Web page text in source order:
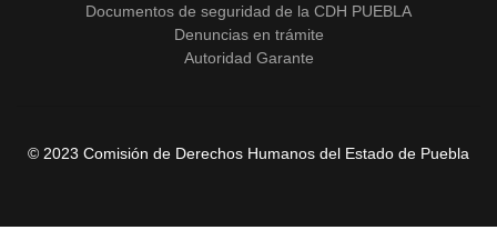
Documentos de seguridad de la CDH PUEBLA
Denuncias en trámite
Autoridad Garante
© 2023 Comisión de Derechos Humanos del Estado de Puebla